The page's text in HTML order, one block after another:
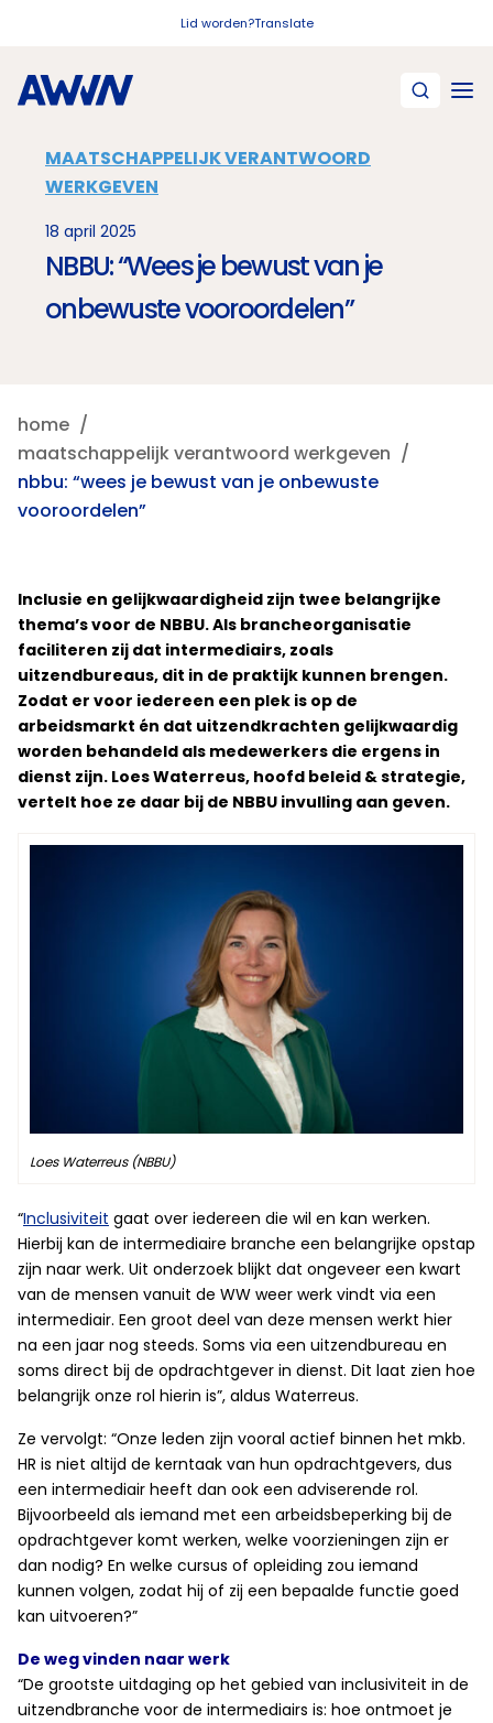
Lid worden?Translate
MAATSCHAPPELIJK VERANTWOORD
WERKGEVEN
18 april 2025
NBBU: “Wees je bewust van je
onbewuste vooroordelen”
home
maatschappelijk verantwoord werkgeven
nbbu: “wees je bewust van je onbewuste
vooroordelen”
Inclusie en gelijkwaardigheid zijn twee belangrijke
thema’s voor de NBBU. Als brancheorganisatie
faciliteren zij dat intermediairs, zoals
uitzendbureaus, dit in de praktijk kunnen brengen.
Zodat er voor iedereen een plek is op de
arbeidsmarkt én dat uitzendkrachten gelijkwaardig
worden behandeld als medewerkers die ergens in
dienst zijn. Loes Waterreus, hoofd beleid & strategie,
vertelt hoe ze daar bij de NBBU invulling aan geven.
Loes Waterreus (NBBU)
“Inclusiviteit gaat over iedereen die wil en kan werken.
Hierbij kan de intermediaire branche een belangrijke opstap
zijn naar werk. Uit onderzoek blijkt dat ongeveer een kwart
van de mensen vanuit de WW weer werk vindt via een
intermediair. Een groot deel van deze mensen werkt hier
na een jaar nog steeds. Soms via een uitzendbureau en
soms direct bij de opdrachtgever in dienst. Dit laat zien hoe
belangrijk onze rol hierin is”, aldus Waterreus.
Ze vervolgt: “Onze leden zijn vooral actief binnen het mkb.
HR is niet altijd de kerntaak van hun opdrachtgevers, dus
een intermediair heeft dan ook een adviserende rol.
Bijvoorbeeld als iemand met een arbeidsbeperking bij de
opdrachtgever komt werken, welke voorzieningen zijn er
dan nodig? En welke cursus of opleiding zou iemand
kunnen volgen, zodat hij of zij een bepaalde functie goed
kan uitvoeren?”
De weg vinden naar werk
“De grootste uitdaging op het gebied van inclusiviteit in de
uitzendbranche voor de intermediairs is: hoe ontmoet je